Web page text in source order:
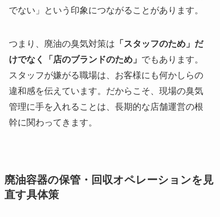
でない」という印象につながることがあります。
つまり、廃油の臭気対策は 「スタッフのため」だ
けでなく「店のブランドのため」 でもあります。
スタッフが嫌がる職場は、お客様にも何かしらの
違和感を伝えています。だからこそ、現場の臭気
管理に手を入れることは、長期的な店舗運営の根
幹に関わってきます。
廃油容器の保管・回収オペレーションを見
直す具体策